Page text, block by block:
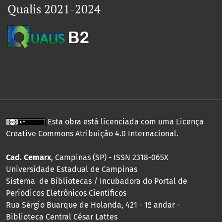
Qualis 2021-2024
Esta obra está licenciada com uma Licença
Creative Commons Atribuição 4.0 Internacional.
Cad. Cemarx, Campinas (SP) - ISSN 2318-065X
Universidade Estadual de Campinas
Sistema de Bibliotecas / Incubadora do Portal de
Periódicos Eletrônicos Científicos
Rua Sérgio Buarque de Holanda, 421 - 1º andar -
Biblioteca Central César Lattes